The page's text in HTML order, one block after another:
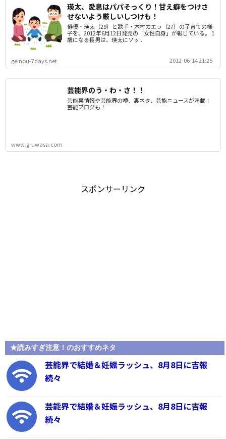
瑛太、愛息はパパそっくり！甘え癖をつけさ
せないよう厳しいしつけも！
俳優・瑛太（29）と歌手・木村カエラ（27）の子育ての様
子を、2012年6月12日発売の「女性自身」が報じている。 1
歳になる長男は、瑛太にソッ...
geinou-7days.net 2012-06-14 21:25
芸能界のう・わ・さ！！
芸能裏情報や芸能界の噂、裏ネタ、芸能ニュースが満載！
芸能ブログも！
www.g-uwasa.com
スポンサーリンク
★読みすぎ注意！のおすすめネタ
芸能界で結婚＆妊娠ラッシュ、8月8日に吉報
続々
芸能界で結婚＆妊娠ラッシュ、8月8日に吉報
続々